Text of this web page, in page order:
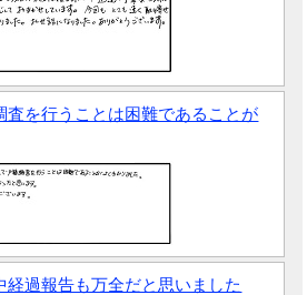
査を行うことは困難であることが
経過報告も万全だと思いました